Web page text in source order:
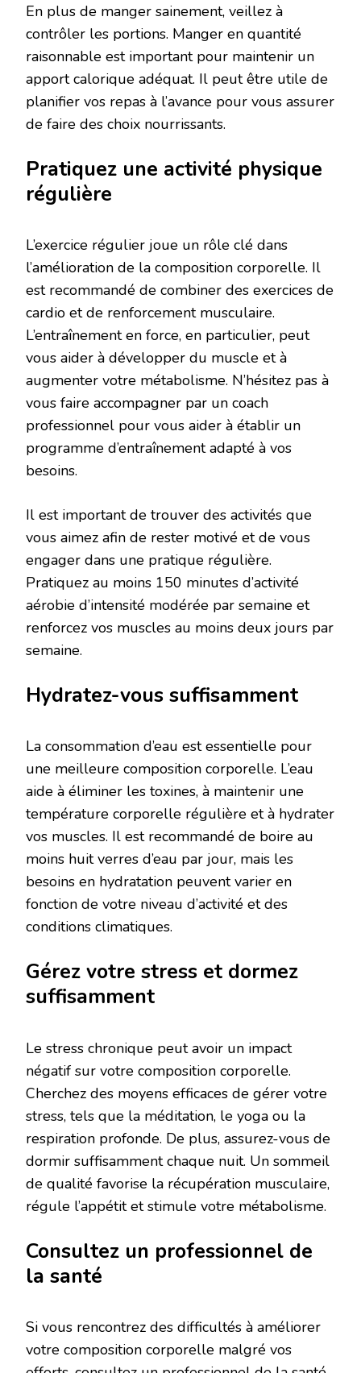
En plus de manger sainement, veillez à
contrôler les portions. Manger en quantité
raisonnable est important pour maintenir un
apport calorique adéquat. Il peut être utile de
planifier vos repas à l’avance pour vous assurer
de faire des choix nourrissants.
Pratiquez une activité physique
régulière
L’exercice régulier joue un rôle clé dans
l’amélioration de la composition corporelle. Il
est recommandé de combiner des exercices de
cardio et de renforcement musculaire.
L’entraînement en force, en particulier, peut
vous aider à développer du muscle et à
augmenter votre métabolisme. N’hésitez pas à
vous faire accompagner par un coach
professionnel pour vous aider à établir un
programme d’entraînement adapté à vos
besoins.
Il est important de trouver des activités que
vous aimez afin de rester motivé et de vous
engager dans une pratique régulière.
Pratiquez au moins 150 minutes d’activité
aérobie d’intensité modérée par semaine et
renforcez vos muscles au moins deux jours par
semaine.
Hydratez-vous suffisamment
La consommation d’eau est essentielle pour
une meilleure composition corporelle. L’eau
aide à éliminer les toxines, à maintenir une
température corporelle régulière et à hydrater
vos muscles. Il est recommandé de boire au
moins huit verres d’eau par jour, mais les
besoins en hydratation peuvent varier en
fonction de votre niveau d’activité et des
conditions climatiques.
Gérez votre stress et dormez
suffisamment
Le stress chronique peut avoir un impact
négatif sur votre composition corporelle.
Cherchez des moyens efficaces de gérer votre
stress, tels que la méditation, le yoga ou la
respiration profonde. De plus, assurez-vous de
dormir suffisamment chaque nuit. Un sommeil
de qualité favorise la récupération musculaire,
régule l’appétit et stimule votre métabolisme.
Consultez un professionnel de
la santé
Si vous rencontrez des difficultés à améliorer
votre composition corporelle malgré vos